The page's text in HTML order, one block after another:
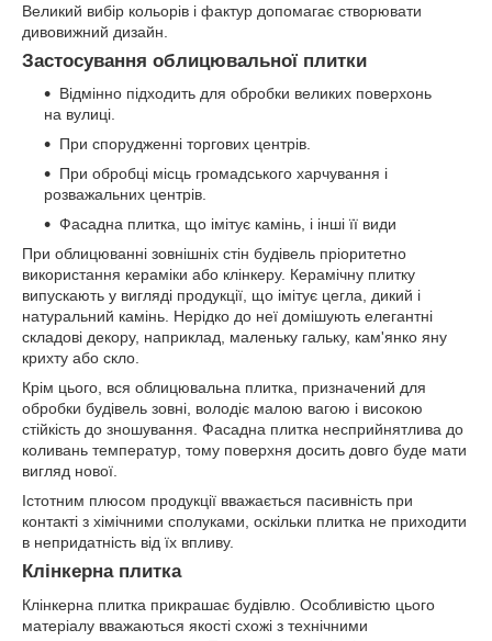
Великий вибір кольорів і фактур допомагає створювати
дивовижний дизайн.
Застосування облицювальної плитки
Відмінно підходить для обробки великих поверхонь
на вулиці.
При спорудженні торгових центрів.
При обробці місць громадського харчування і
розважальних центрів.
Фасадна плитка, що імітує камінь, і інші її види
При облицюванні зовнішніх стін будівель пріоритетно
використання кераміки або клінкеру. Керамічну плитку
випускають у вигляді продукції, що імітує цегла, дикий і
натуральний камінь. Нерідко до неї домішують елегантні
складові декору, наприклад, маленьку гальку, кам'янко яну
крихту або скло.
Крім цього, вся облицювальна плитка, призначений для
обробки будівель зовні, володіє малою вагою і високою
стійкість до зношування. Фасадна плитка несприйнятлива до
коливань температур, тому поверхня досить довго буде мати
вигляд нової.
Істотним плюсом продукції вважається пасивність при
контакті з хімічними сполуками, оскільки плитка не приходити
в непридатність від їх впливу.
Клінкерна плитка
Клінкерна плитка прикрашає будівлю. Особливістю цього
матеріалу вважаються якості схожі з технічними